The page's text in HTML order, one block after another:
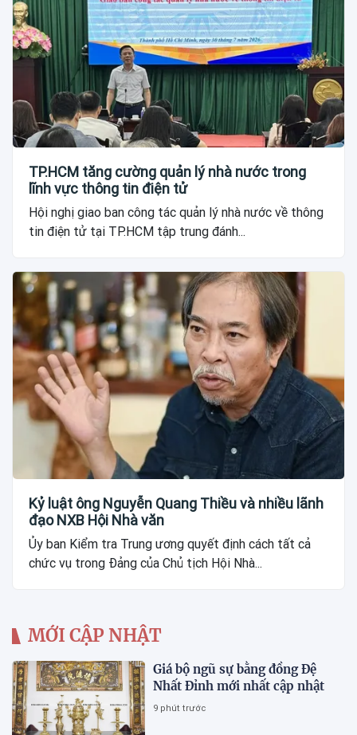
TP.HCM tăng cường quản lý nhà nước trong
lĩnh vực thông tin điện tử
Hội nghị giao ban công tác quản lý nhà nước về thông
tin điện tử tại TP.HCM tập trung đánh...
Kỷ luật ông Nguyễn Quang Thiều và nhiều lãnh
đạo NXB Hội Nhà văn
Ủy ban Kiểm tra Trung ương quyết định cách tất cả
chức vụ trong Đảng của Chủ tịch Hội Nhà...
MỚI CẬP NHẬT
Giá bộ ngũ sự bằng đồng Đệ
Nhất Đỉnh mới nhất cập nhật
9 phút trước